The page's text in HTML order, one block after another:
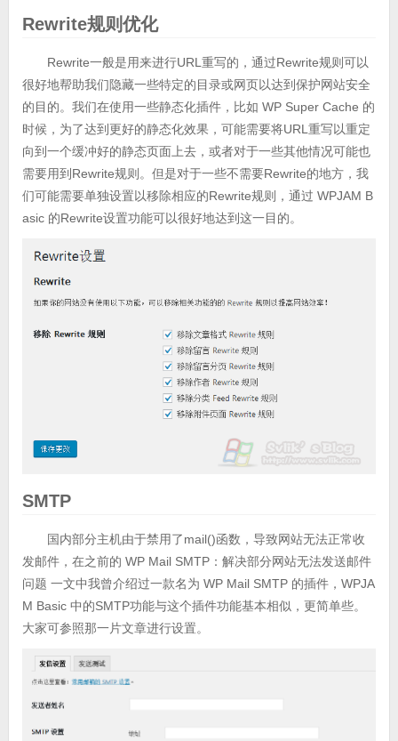
Rewrite规则优化
Rewrite一般是用来进行URL重写的，通过Rewrite规则可以
很好地帮助我们隐藏一些特定的目录或网页以达到保护网站安全
的目的。我们在使用一些静态化插件，比如 WP Super Cache 的
时候，为了达到更好的静态化效果，可能需要将URL重写以重定
向到一个缓冲好的静态页面上去，或者对于一些其他情况可能也
需要用到Rewrite规则。但是对于一些不需要Rewrite的地方，我
们可能需要单独设置以移除相应的Rewrite规则，通过 WPJAM B
asic 的Rewrite设置功能可以很好地达到这一目的。
SMTP
国内部分主机由于禁用了mail()函数，导致网站无法正常收
发邮件，在之前的 WP Mail SMTP：解决部分网站无法发送邮件
问题 一文中我曾介绍过一款名为 WP Mail SMTP 的插件，WPJA
M Basic 中的SMTP功能与这个插件功能基本相似，更简单些。
大家可参照那一片文章进行设置。